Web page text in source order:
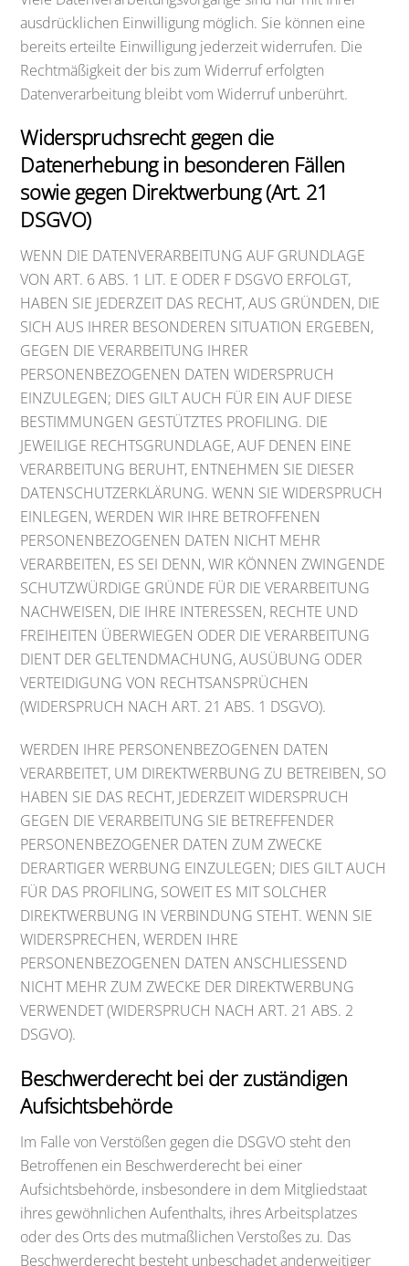
ausdrücklichen Einwilligung möglich. Sie können eine
bereits erteilte Einwilligung jederzeit widerrufen. Die
Rechtmäßigkeit der bis zum Widerruf erfolgten
Datenverarbeitung bleibt vom Widerruf unberührt.
Widerspruchsrecht gegen die
Datenerhebung in besonderen Fällen
sowie gegen Direktwerbung (Art. 21
DSGVO)
WENN DIE DATENVERARBEITUNG AUF GRUNDLAGE
VON ART. 6 ABS. 1 LIT. E ODER F DSGVO ERFOLGT,
HABEN SIE JEDERZEIT DAS RECHT, AUS GRÜNDEN, DIE
SICH AUS IHRER BESONDEREN SITUATION ERGEBEN,
GEGEN DIE VERARBEITUNG IHRER
PERSONENBEZOGENEN DATEN WIDERSPRUCH
EINZULEGEN; DIES GILT AUCH FÜR EIN AUF DIESE
BESTIMMUNGEN GESTÜTZTES PROFILING. DIE
JEWEILIGE RECHTSGRUNDLAGE, AUF DENEN EINE
VERARBEITUNG BERUHT, ENTNEHMEN SIE DIESER
DATENSCHUTZERKLÄRUNG. WENN SIE WIDERSPRUCH
EINLEGEN, WERDEN WIR IHRE BETROFFENEN
PERSONENBEZOGENEN DATEN NICHT MEHR
VERARBEITEN, ES SEI DENN, WIR KÖNNEN ZWINGENDE
SCHUTZWÜRDIGE GRÜNDE FÜR DIE VERARBEITUNG
NACHWEISEN, DIE IHRE INTERESSEN, RECHTE UND
FREIHEITEN ÜBERWIEGEN ODER DIE VERARBEITUNG
DIENT DER GELTENDMACHUNG, AUSÜBUNG ODER
VERTEIDIGUNG VON RECHTSANSPRÜCHEN
(WIDERSPRUCH NACH ART. 21 ABS. 1 DSGVO).
WERDEN IHRE PERSONENBEZOGENEN DATEN
VERARBEITET, UM DIREKTWERBUNG ZU BETREIBEN, SO
HABEN SIE DAS RECHT, JEDERZEIT WIDERSPRUCH
GEGEN DIE VERARBEITUNG SIE BETREFFENDER
PERSONENBEZOGENER DATEN ZUM ZWECKE
DERARTIGER WERBUNG EINZULEGEN; DIES GILT AUCH
FÜR DAS PROFILING, SOWEIT ES MIT SOLCHER
DIREKTWERBUNG IN VERBINDUNG STEHT. WENN SIE
WIDERSPRECHEN, WERDEN IHRE
PERSONENBEZOGENEN DATEN ANSCHLIESSEND
NICHT MEHR ZUM ZWECKE DER DIREKTWERBUNG
VERWENDET (WIDERSPRUCH NACH ART. 21 ABS. 2
DSGVO).
Beschwerde­recht bei der zuständigen
Aufsichts­behörde
Im Falle von Verstößen gegen die DSGVO steht den
Betroffenen ein Beschwerderecht bei einer
Aufsichtsbehörde, insbesondere in dem Mitgliedstaat
ihres gewöhnlichen Aufenthalts, ihres Arbeitsplatzes
oder des Orts des mutmaßlichen Verstoßes zu. Das
Beschwerderecht besteht unbeschadet anderweitiger